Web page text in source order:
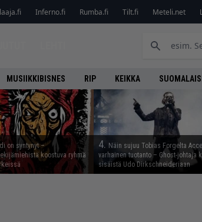
Inferno.fi Rumba.fi Tilt.fi Meteli.net
MUSIIKKIBISNES RIP KEIKKA
on syntynyt –
koostuva ryhmä
4. Näin sujuu Tobias Forgelta
varhainen tuotanto – Ghost-johtaja
sisäistä Udo Dirkschneideriaan